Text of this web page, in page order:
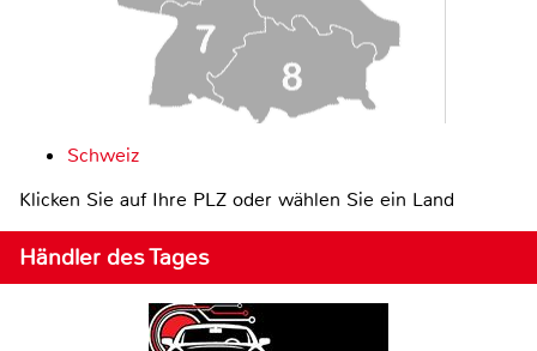
Schweiz
Klicken Sie auf Ihre PLZ oder wählen Sie ein Land
Händler des Tages